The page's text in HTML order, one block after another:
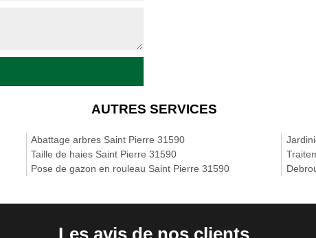
AUTRES SERVICES
Abattage arbres Saint Pierre 31590
Taille de haies Saint Pierre 31590
Pose de gazon en rouleau Saint Pierre 31590
Les avis de nos clients